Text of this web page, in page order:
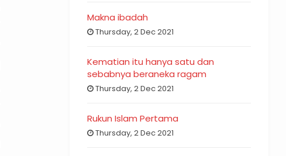
Makna ibadah
Thursday, 2 Dec 2021
Kematian itu hanya satu dan
sebabnya beraneka ragam
Thursday, 2 Dec 2021
Rukun Islam Pertama
Thursday, 2 Dec 2021